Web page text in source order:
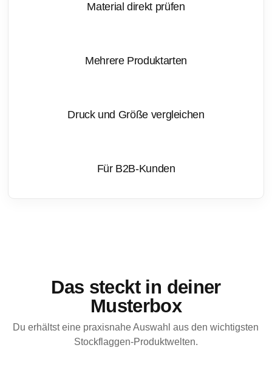
Material direkt prüfen
Mehrere Produktarten
Druck und Größe vergleichen
Für B2B-Kunden
Das steckt in deiner
Musterbox
Du erhältst eine praxisnahe Auswahl aus den wichtigsten
Stockflaggen-Produktwelten.